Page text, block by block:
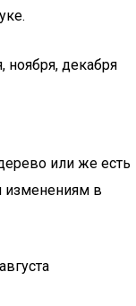
ноября, декабря
или же есть
изменениям в